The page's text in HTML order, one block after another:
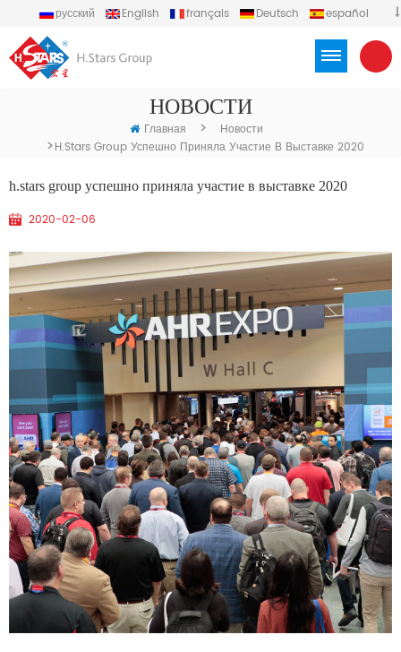
русский English français Deutsch
español
НОВОСТИ
Главная > Новости
>H.stars Group Успешно Приняла Участие В Выставке 2020
h.stars group успешно приняла участие в выставке 2020
2020-02-06